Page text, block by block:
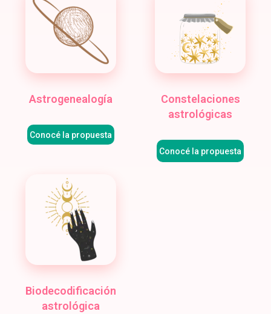
Astrogenealogía
Conocé la propuesta
Constelaciones
astrológicas
Conocé la propuesta
Biodecodificación
astrológica